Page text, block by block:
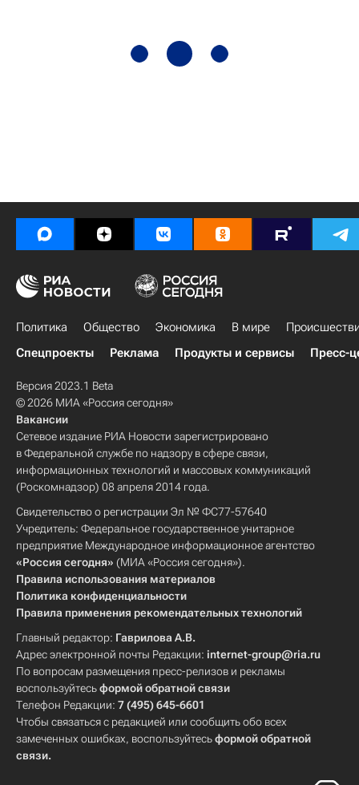
Политика Общество Экономика В мире
Спецпроекты
Реклама Продукты и сервисы Пресс-
Версия 2023.1 Beta
© 2026 МИА «Россия сегодня»
Вакансии
Сетевое издание РИА Новости зарегистрировано
в Федеральной службе по надзору в сфере связи,
информационных технологий и массовых коммуникаций
(Роскомнадзор) 08 апреля 2014 года.
Свидетельство о регистрации Эл № ФС77-57640
Учредитель: Федеральное государственное унитарное
предприятие Международное информационное агентство
«Россия сегодня» (МИА «Россия сегодня»).
Правила использования материалов
Политика конфиденциальности
Правила применения рекомендательных технологий
Главный редактор: Гаврилова А.В.
Адрес электронной почты Редакции: internet-group@ria.ru
По вопросам размещения пресс-релизов и рекламы
воспользуйтесьформой обратной связи
Телефон Редакции: 7 (495) 645-6601
Чтобы связаться с редакцией или сообщить обо всех
замеченных ошибках, воспользуйтесьформой обратной
связи.